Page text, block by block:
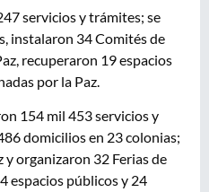
servicios y trámites; se
instalaron 34 Comités de
recuperaron 19 espacios
por la Paz.
154 mil 453 servicios y
domicilios en 23 colonias;
organizaron 32 Ferias de
espacios públicos y 24